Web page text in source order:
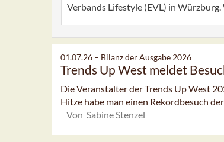
Verbands Lifestyle (EVL) in
01.07.26 – Bilanz der Ausgabe 2026
Trends Up West meldet
Die Veranstalter der Trends Up West
Hitze habe man einen Rekordbesuch
Von Sabine Stenzel